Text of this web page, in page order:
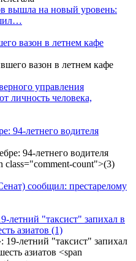
вышла на новый уровень:
вазон в летнем кафе
управления
личность человека,
94-летнего водителя
сообщил: престарелому
летний "таксист" запихал в
азиатов (1)